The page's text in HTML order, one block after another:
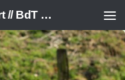
Tierherberge Kamp-Lintfort // BdT e.V.